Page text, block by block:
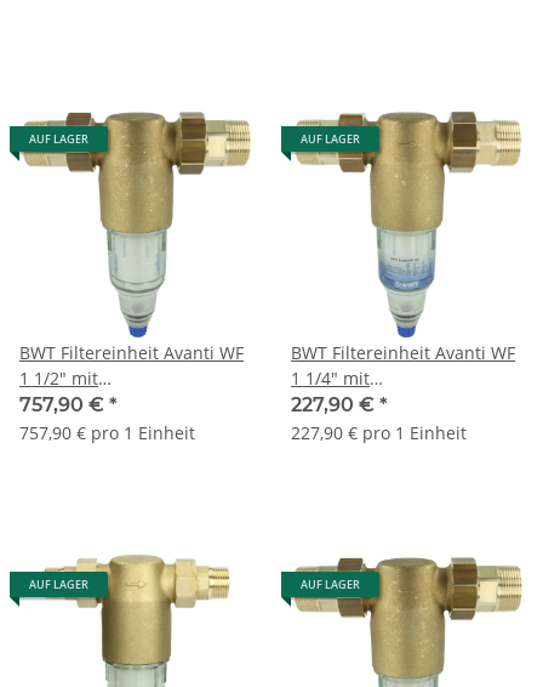
AUF LAGER
BWT Filtereinheit Avanti WF
1 1/2" mit
Anschlussverschraubungen
DN40 10199
757,90 € *
757,90 € pro 1 Einheit
AUF LAGER
BWT Filtereinheit Avanti WF
1 1/4" mit
Anschlussverschraubungen
DN32 50064
227,90 € *
227,90 € pro 1 Einheit
AUF LAGER AUF LAGER